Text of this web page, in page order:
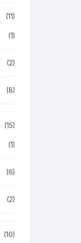
(11)
(1)
(2)
(8)
(15)
(1)
(6)
(2)
(10)